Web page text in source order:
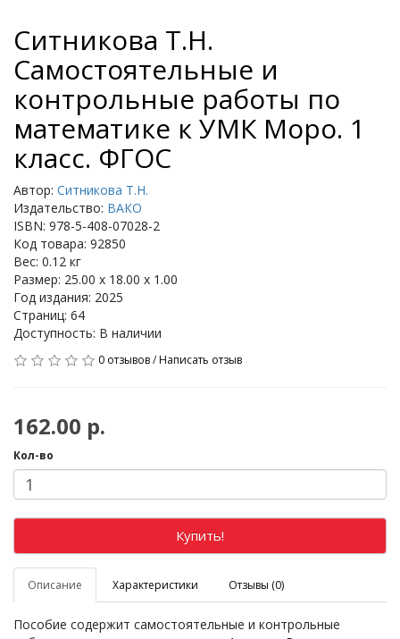
Ситникова Т.Н.
Самостоятельные и
контрольные работы по
математике к УМК Моро. 1
класс. ФГОС
Автор: Ситникова Т.Н.
Издательство: ВАКО
ISBN: 978-5-408-07028-2
Код товара: 92850
Вес: 0.12 кг
Размер: 25.00 x 18.00 x 1.00
Год издания: 2025
Страниц: 64
Доступность: В наличии
0 отзывов/Написать отзыв
162.00 р.
Кол-во
Купить!
Описание Характеристики Отзывы (0)
Пособие содержит самостоятельные и контрольные